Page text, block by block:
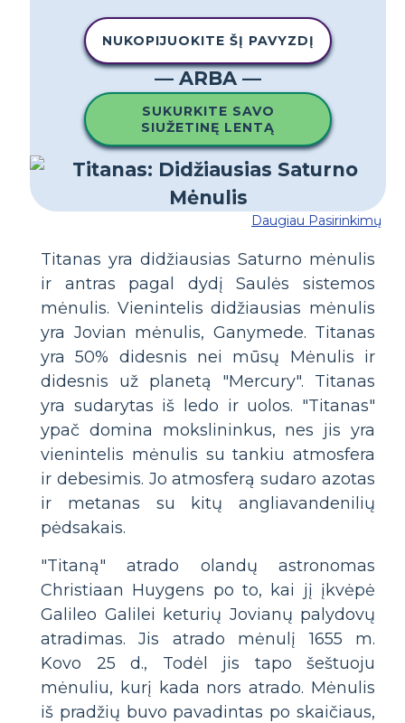
NUKOPIJUOKITE ŠĮ PAVYZDĮ
— ARBA —
SUKURKITE SAVO
SIUŽETINĘ LENTĄ
Daugiau Pasirinkimų
Titanas yra didžiausias Saturno mėnulis
ir antras pagal dydį Saulės sistemos
mėnulis. Vienintelis didžiausias mėnulis
yra Jovian mėnulis, Ganymede. Titanas
yra 50% didesnis nei mūsų Mėnulis ir
didesnis už planetą "Mercury". Titanas
yra sudarytas iš ledo ir uolos. "Titanas"
ypač domina mokslininkus, nes jis yra
vienintelis mėnulis su tankiu atmosfera
ir debesimis. Jo atmosferą sudaro azotas
ir metanas su kitų angliavandenilių
pėdsakais.
"Titaną" atrado olandų astronomas
Christiaan Huygens po to, kai jį įkvėpė
Galileo Galilei keturių Jovianų palydovų
atradimas. Jis atrado mėnulį 1655 m.
Kovo 25 d., Todėl jis tapo šeštuoju
mėnuliu, kurį kada nors atrado. Mėnulis
iš pradžių buvo pavadintas po skaičiaus,